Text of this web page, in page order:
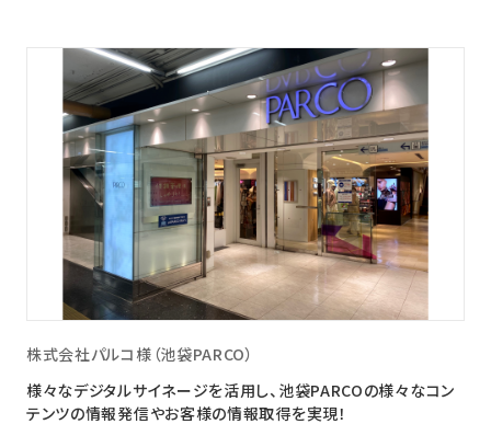
株式会社パルコ様（池袋PARCO）
様々なデジタルサイネージを活用し、池袋PARCOの様々なコン
テンツの情報発信やお客様の情報取得を実現！